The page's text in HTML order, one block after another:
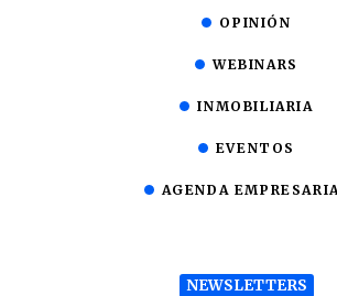
OPINIÓN
WEBINARS
INMOBILIARIA
EVENTOS
AGENDA
NEWSLETTERS